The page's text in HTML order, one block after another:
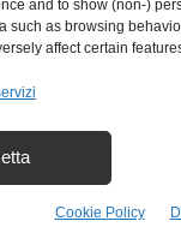
and to show (non-)
such as browsing
affect certain
Cookie Policy